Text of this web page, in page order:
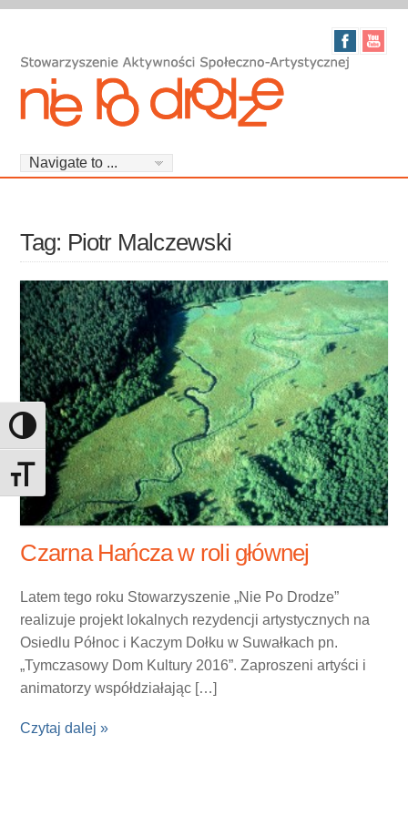
Toggle High Contrast
Toggle Font size
Tag: Piotr Malczewski
Czarna Hańcza w roli głównej
Latem tego roku Stowarzyszenie „Nie Po Drodze”
realizuje projekt lokalnych rezydencji artystycznych na
Osiedlu Północ i Kaczym Dołku w Suwałkach pn.
„Tymczasowy Dom Kultury 2016”. Zaproszeni artyści i
animatorzy współdziałając […]
Czytaj dalej »